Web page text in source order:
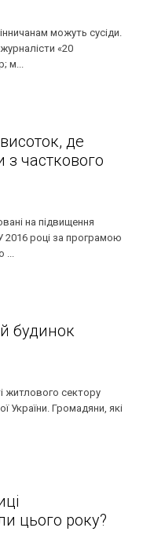
можуть сусіди.
«20
м...
де
з часткового
на підвищення
2016 році за програмою
будинок
житлового сектору
України. Громадяни, які
цього року?